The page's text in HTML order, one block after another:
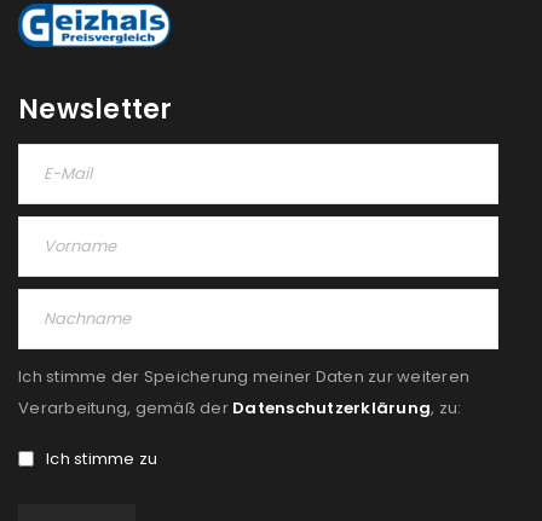
Newsletter
Ich stimme der Speicherung meiner Daten zur weiteren
Verarbeitung, gemäß der Datenschutzerklärung, zu:
Ich stimme zu